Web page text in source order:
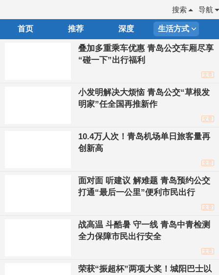
导航
搜索
首页 推荐 深度 生活方式
叠加多重乘车优惠 青岛公交车厢尽享
“碰一下”出行福利
文章
小发明解决大烦恼 青岛公交“草根发
明家”任全国再推新作
文章
10.4万人次！青岛机场单日旅客量再
创新高
文章
面对面 听建议 解难题 青岛预约公交
打通“最后一公里”便利市民出行
文章
战高温 斗酷暑 守一线 青岛中青检测
全力保障市民出行安全
文章
荣获“振超杯”两项大奖！城阳巴士以